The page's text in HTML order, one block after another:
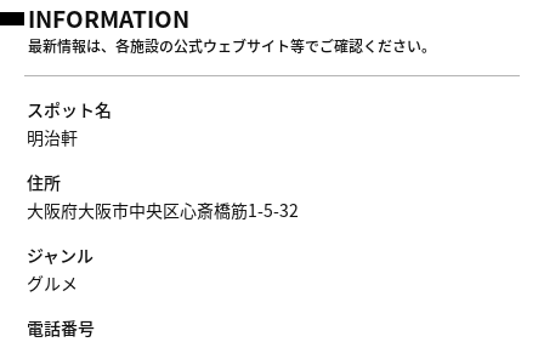
INFORMATION
最新情報は、各施設の公式ウェブサイト等でご確認ください。
スポット名
明治軒
住所
大阪府大阪市中央区心斎橋筋1-5-32
ジャンル
グルメ
電話番号